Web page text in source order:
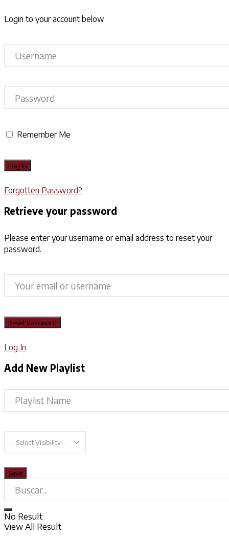
Login to your account below
Remember Me
Forgotten Password?
Retrieve your password
Please enter your username or email address to reset your
password.
Log In
Add New Playlist
No Result
View All Result